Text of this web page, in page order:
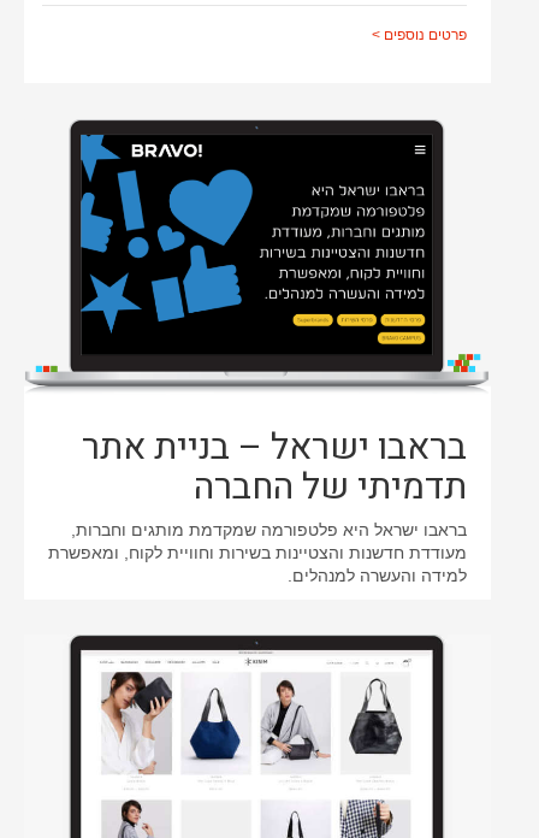
פרטים נוספים >
בראבו ישראל – בניית אתר
תדמיתי של החברה
בראבו ישראל היא פלטפורמה שמקדמת מותגים וחברות,
מעודדת חדשנות והצטיינות בשירות וחוויית לקוח, ומאפשרת
למידה והעשרה למנהלים.